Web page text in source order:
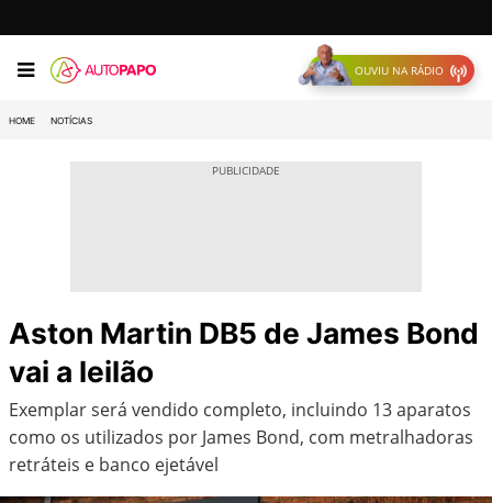
OUVIU NA RÁDIO
HOME NOTÍCIAS
Aston Martin DB5 de James Bond
vai a leilão
Exemplar será vendido completo, incluindo 13 aparatos
como os utilizados por James Bond, com metralhadoras
retráteis e banco ejetável